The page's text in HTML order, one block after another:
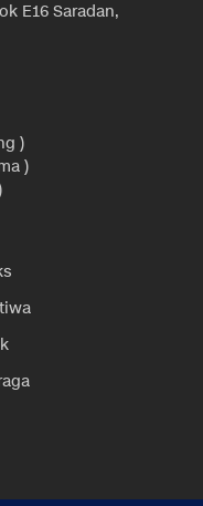
E16 Saradan,
)
)